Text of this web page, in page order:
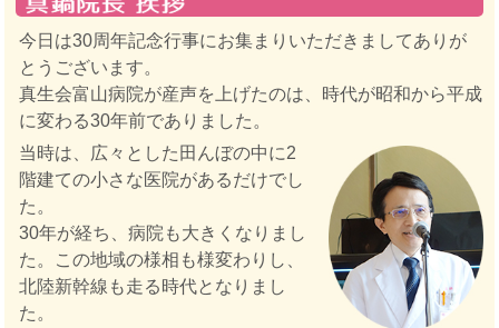
今日は30周年記念行事にお集まりいただきましてありが
とうございます。
真生会富山病院が産声を上げたのは、時代が昭和から平成
に変わる30年前でありました。
当時は、広々とした田んぼの中に2
階建ての小さな医院があるだけでし
た。
30年が経ち、病院も大きくなりまし
た。この地域の様相も様変わりし、
北陸新幹線も走る時代となりまし
た。